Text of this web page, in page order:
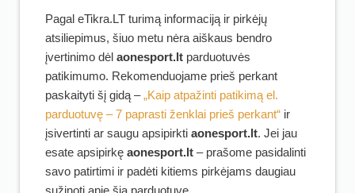
Pagal eTikra.LT turimą informaciją ir pirkėjų
atsiliepimus, šiuo metu nėra aiškaus bendro
įvertinimo dėl aonesport.lt parduotuvės
patikimumo. Rekomenduojame prieš perkant
paskaityti šį gidą –„Kaip atpažinti patikimą el.
parduotuvę – 7 paprasti ženklai prieš perkant“ ir
įsivertinti ar saugu apsipirkti aonesport.lt. Jei jau
esate apsipirkę aonesport.lt – prašome pasidalinti
savo patirtimi ir padėti kitiems pirkėjams daugiau
sužinoti apie šią parduotuvę.